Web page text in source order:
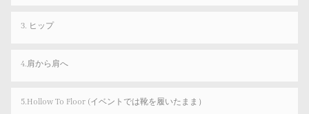
3. ヒップ
4.肩から肩へ
5.Hollow To Floor (イベントでは靴を履いたまま）